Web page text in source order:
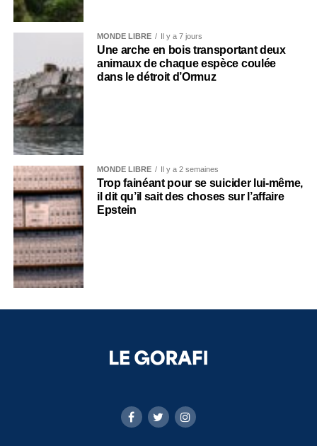
MONDE LIBRE Il y a 7 jours
Une arche en bois transportant deux
animaux de chaque espèce coulée
dans le détroit d’Ormuz
MONDE LIBRE Il y a 2 semaines
Trop fainéant pour se suicider lui-même,
il dit qu’il sait des choses sur l’affaire
Epstein